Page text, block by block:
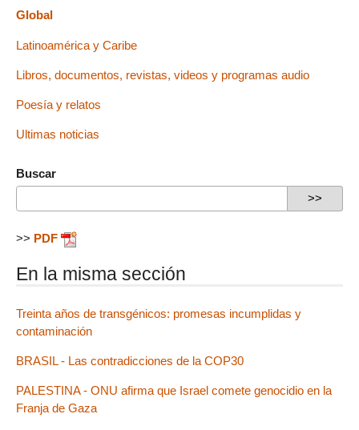
Global
Latinoamérica y Caribe
Libros, documentos, revistas, videos y programas audio
Poesía y relatos
Ultimas noticias
Buscar
>> PDF
En la misma sección
Treinta años de transgénicos: promesas incumplidas y
contaminación
BRASIL - Las contradicciones de la COP30
PALESTINA - ONU afirma que Israel comete genocidio en la
Franja de Gaza